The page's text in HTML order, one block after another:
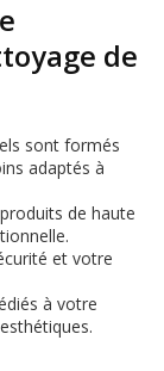
de
sont formés
adaptés à
de haute
et votre
à votre